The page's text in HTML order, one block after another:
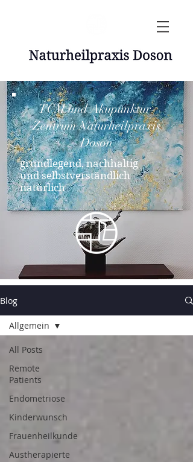
TCM und Akupunktur-
Zentrum Naturheilpraxis
Doson
grundlegend, nachhaltig
und selbstverständlich
natürlich
Blog
All Posts
Remote
Patients
Endometriose
Kinderwunsch
Frauenheilkunde
Austherapierte
Allgemein